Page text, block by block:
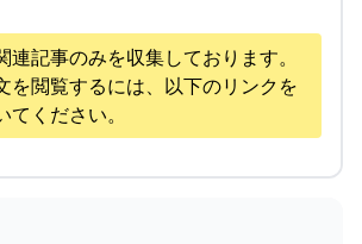
連記事のみを収集しております。
を閲覧するには、以下のリンクを
ください。